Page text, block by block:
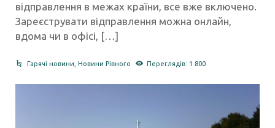
відправлення в межах країни, все вже включено.
Зареєструвати відправлення можна онлайн,
вдома чи в офісі, […]
Гарячі новини ,Новини Рівного Переглядів: 1 800